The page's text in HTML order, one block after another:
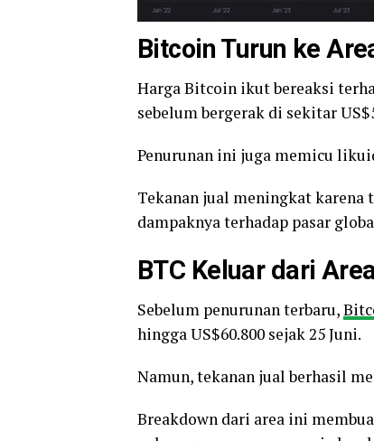
Bitcoin Turun ke
Harga Bitcoin ikut bereaksi
sebelum bergerak di sekitar
Penurunan ini juga memicu
Tekanan jual meningkat
dampaknya terhadap pasar
BTC Keluar dari
Sebelum penurunan terbaru,
hingga US$60.800 sejak 25 Juni.
Namun, tekanan jual berhasil
Breakdown dari area ini